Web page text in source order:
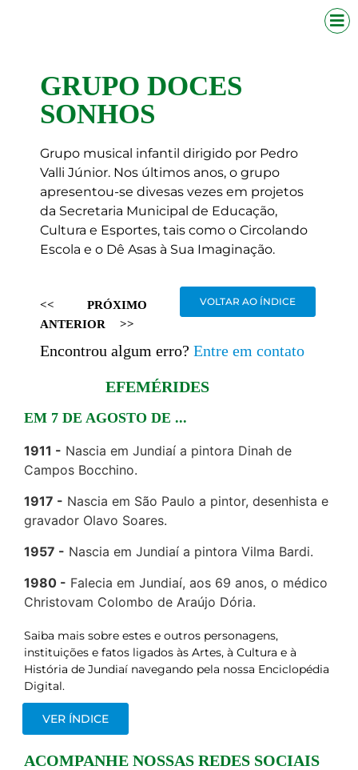
GRUPO DOCES
SONHOS
Grupo musical infantil dirigido por Pedro
Valli Júnior. Nos últimos anos, o grupo
apresentou-se divesas vezes em projetos
da Secretaria Municipal de Educação,
Cultura e Esportes, tais como o Circolando
Escola e o Dê Asas à Sua Imaginação.
<<
ANTERIOR
PRÓXIMO
>>
VOLTAR AO ÍNDICE
Encontrou algum erro? Entre em contato
EFEMÉRIDES
EM 7 DE AGOSTO DE ...
1911
Nascia em Jundiaí a pintora Dinah de
Campos Bocchino.
1917
Nascia em São Paulo a pintor, desenhista e
gravador Olavo Soares.
1957
Nascia em Jundiaí a pintora Vilma Bardi.
1980
Falecia em Jundiaí, aos 69 anos, o médico
Christovam Colombo de Araújo Dória.
Saiba mais sobre estes e outros personagens,
instituições e fatos ligados às Artes, à Cultura e à
História de Jundiaí navegando pela nossa Enciclopédia
Digital.
VER ÍNDICE
ACOMPANHE NOSSAS REDES SOCIAIS